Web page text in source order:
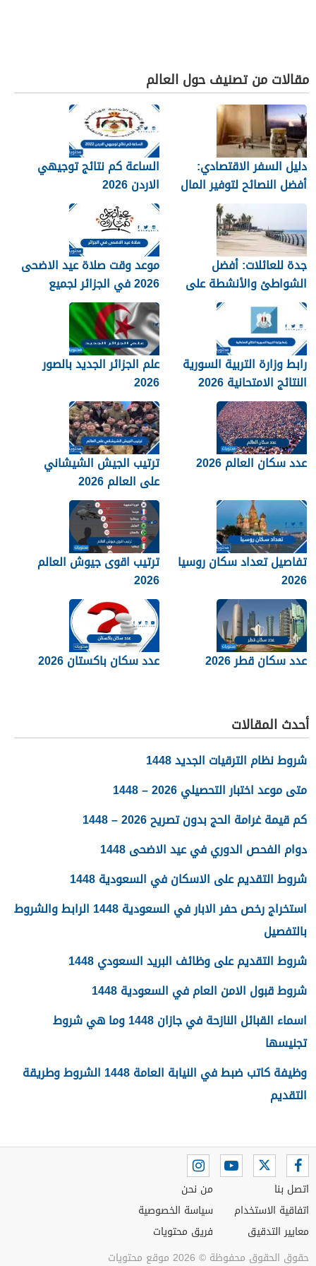
مقالات من تصنيف حول العالم
دليل السفر الاقتصادي:
أفضل النصائح لتوفير المال
الساعة كم نتائج توجيهي
الاردن 2026
جدة للعائلات: أفضل
الشواطئ والأنشطة على
كورنيش البحر الأحمر
موعد وقت صلاة عيد الاضحى
2026 في الجزائر لجميع
المحافظات بالتفصيل 1448
رابط وزارة التربية السورية
النتائج الامتحانية 2026
علم الجزائر الجديد بالصور
2026
عدد سكان العالم 2026
ترتيب الجيش الشيشاني
على العالم 2026
تفاصيل تعداد سكان روسيا
2026
ترتيب اقوى جيوش العالم
2026
عدد سكان قطر 2026 عدد سكان باكستان 2026
أحدث المقالات
شروط نظام الترقيات الجديد 1448
متى موعد اختبار التحصيلي 2026 – 1448
كم قيمة غرامة الحج بدون تصريح 2026 – 1448
دوام الفحص الدوري في عيد الاضحى 1448
شروط التقديم على الاسكان في السعودية 1448
استخراج رخص حفر الابار في السعودية 1448 الرابط والشروط
بالتفصيل
شروط التقديم على وظائف البريد السعودي 1448
شروط قبول الامن العام في السعودية 1448
اسماء القبائل النازحة في جازان 1448 وما هي شروط
تجنيسها
وظيفة كاتب ضبط في النيابة العامة 1448 الشروط وطريقة
التقديم
اتصل بنا
اتفاقية الاستخدام
معايير التدقيق
من نحن
سياسة الخصوصية
فريق محتويات
حقوق الحقوق محفوظة © 2026 موقع محتويات